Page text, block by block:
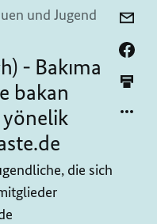
und Jugend
- Bakıma
bakan
yönelik
die sich